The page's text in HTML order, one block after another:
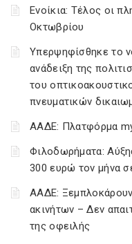
Ενοίκια: Τέλος οι
Οκτωβρίου
Υπερψηφίσθηκε το
ανάδειξη της
του
πνευματικών
ΑΑΔΕ: Πλατφόρμα
Φιλοδωρήματα:
300 ευρώ τον μήνα
ΑΑΔΕ:
ακινήτων – Δεν
της οφειλής